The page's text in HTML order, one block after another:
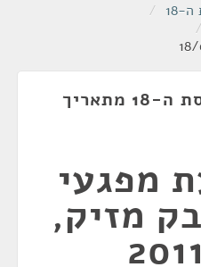
18
/
/
ישיבת ועדה של הכנסת ה-18 מתאריך
מפגעי
מזיק,